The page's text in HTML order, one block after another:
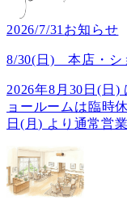
2026/7/31 お知らせ
8/30(日) 本店・シ
2026年8月30日(日)
ョールームは臨時
日(月) より通常営